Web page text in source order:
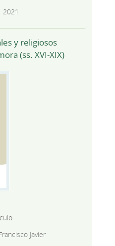
2021
y religiosos
(ss. XVI-XIX)
Javier